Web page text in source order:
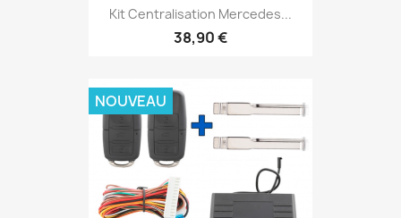
Kit Centralisation Mercedes...
38,90 €
NOUVEAU